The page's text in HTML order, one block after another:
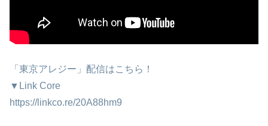
「東京アレジー」配信はこちら！
▼Link Core
https://linkco.re/20A88hm9